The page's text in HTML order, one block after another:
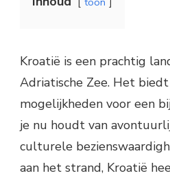
Kroatië is een prachtig
Adriatische Zee. Het
mogelijkheden voor een
je nu houdt van
culturele
aan het strand, Kroatië